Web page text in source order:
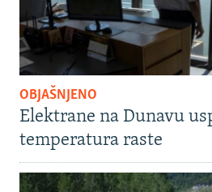
OBJAŠNJENO
Elektrane na Dunavu
temperatura raste